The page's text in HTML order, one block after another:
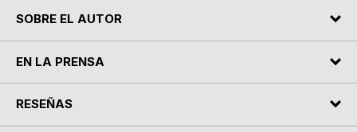
SOBRE EL AUTOR
EN LA PRENSA
RESEÑAS